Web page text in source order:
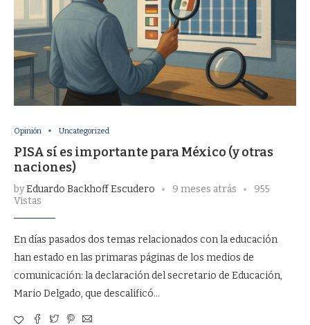
Opinión Uncategorized
PISA sí es importante para México (y otras
naciones)
byEduardo Backhoff Escudero 9 meses atrás
955
Vistas
En días pasados dos temas relacionados con la educación
han estado en las primaras páginas de los medios de
comunicación: la declaración del secretario de Educación,
Mario Delgado, que descalificó…